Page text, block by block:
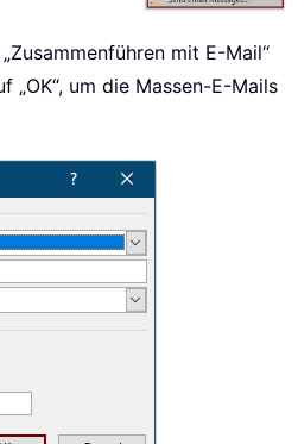
mit E-Mail“
„OK“, um die Massen-E-Mails